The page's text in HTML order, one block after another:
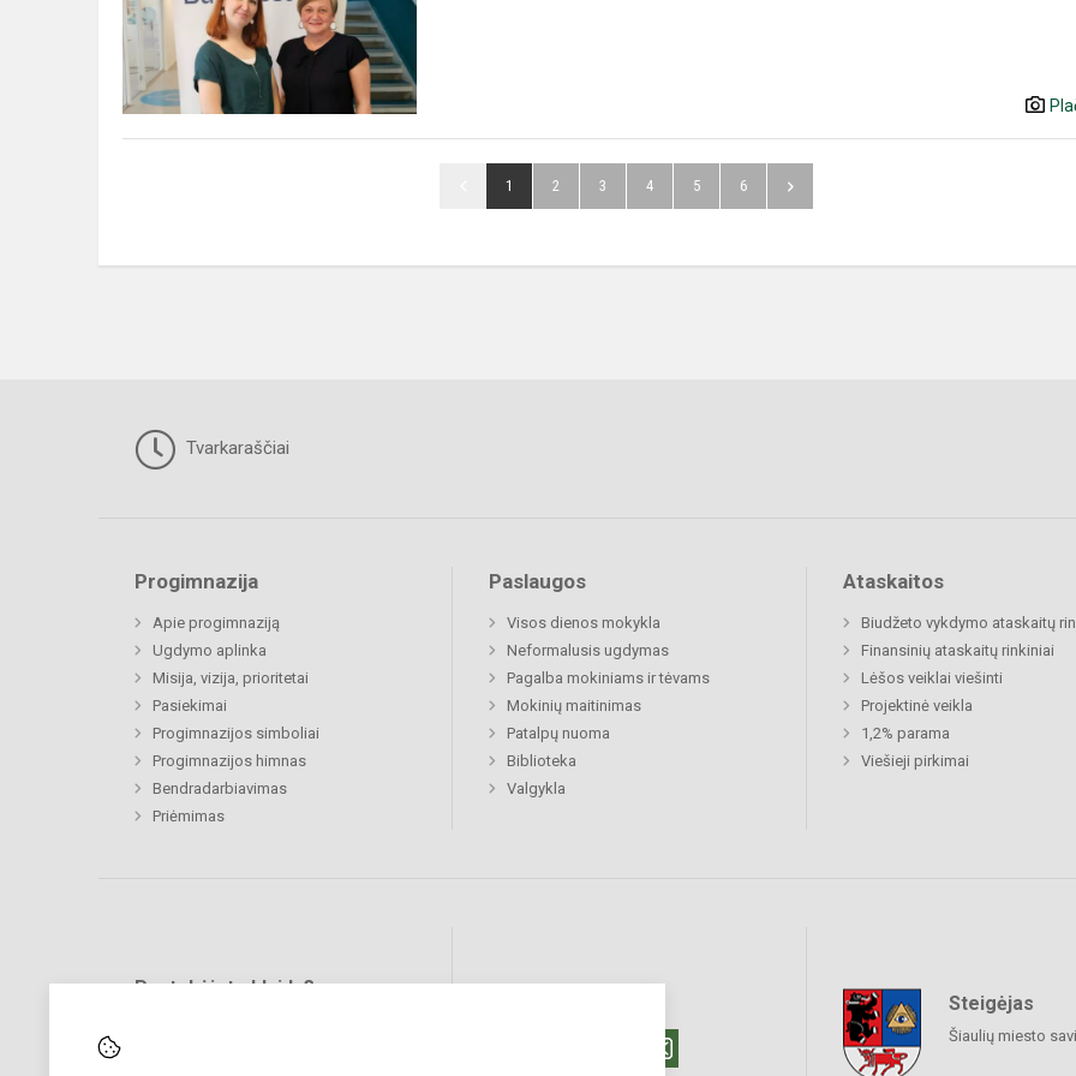
1 2 3 4 5 6
Tvarkaraščiai
Progimnazija
Apie progimnaziją
Ugdymo aplinka
Misija, vizija, prioritetai
Pasiekimai
Progimnazijos simboliai
Progimnazijos himnas
Bendradarbiavimas
Priėmimas
Paslaugos
Visos dienos mokykla
Neformalusis ugdymas
Pagalba mokiniams ir tėvams
Mokinių maitinimas
Patalpų nuoma
Biblioteka
Valgykla
Ataskaitos
Biudžeto vykdymo ataskaitų
Finansinių ataskaitų rinkiniai
Lėšos veiklai viešinti
Projektinė veikla
1,2% parama
Viešieji pirkimai
Pastebėjote klaidų?
Steigėjas
Šiaulių miesto